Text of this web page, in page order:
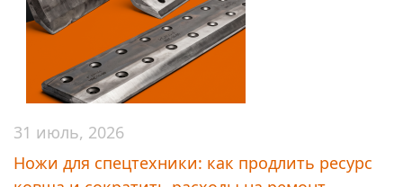
31 июль, 2026
Ножи для спецтехники: как продлить ресурс